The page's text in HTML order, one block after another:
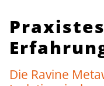
Die Ravine